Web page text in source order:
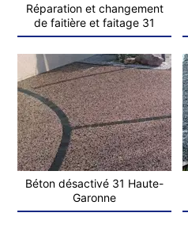
Réparation et changement
de faitière et faitage 31
Béton désactivé 31 Haute-
Garonne